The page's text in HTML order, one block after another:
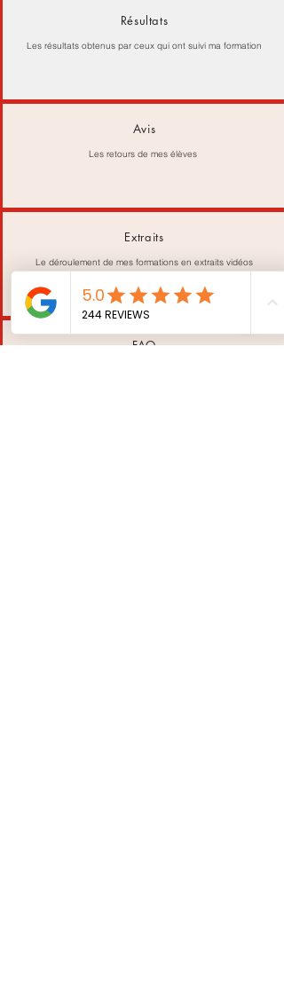
Résultats
Les résultats obtenus par ceux qui ont suivi ma formation
Avis
Les retours de mes élèves
Extraits
Le déroulement de mes formations en extraits vidéos
FAQ